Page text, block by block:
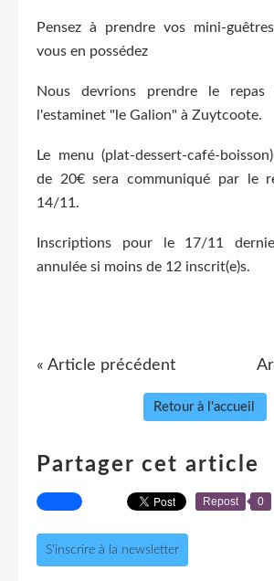
Pensez à prendre vos mini-
vous en possédez
Nous devrions prendre le
l'estaminet "le Galion" à Zuytcoote.
Le menu (plat-dessert-café-
de 20€ sera communiqué par le
14/11.
Inscriptions pour le 17/11
annulée si moins de 12 inscrit(e)s.
« Article précédent
Retour à l'accueil
Partager cet article
Repost 0
S'inscrire à la newsletter